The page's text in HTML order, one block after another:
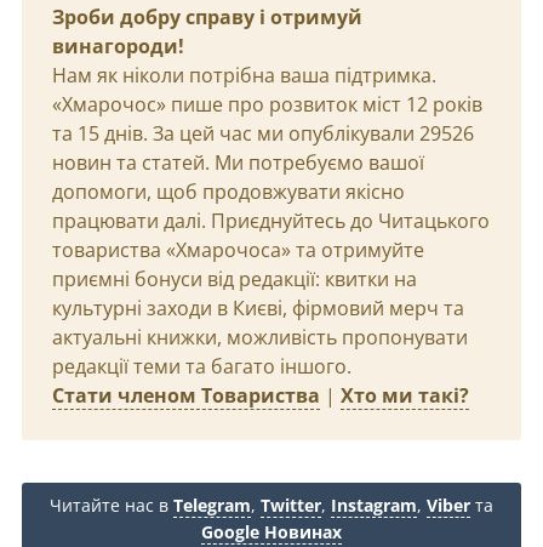
Зроби добру справу і отримуй
винагороди!
Нам як ніколи потрібна ваша підтримка.
«Хмарочос» пише про розвиток міст 12 років
та 15 днів. За цей час ми опублікували 29526
новин та статей. Ми потребуємо вашої
допомоги, щоб продовжувати якісно
працювати далі. Приєднуйтесь до Читацького
товариства «Хмарочоса» та отримуйте
приємні бонуси від редакції: квитки на
культурні заходи в Києві, фірмовий мерч та
актуальні книжки, можливість пропонувати
редакції теми та багато іншого.
Стати членом Товариства | Хто ми такі?
Читайте нас в Telegram, Twitter, Instagram, Viber та
Google Новинах